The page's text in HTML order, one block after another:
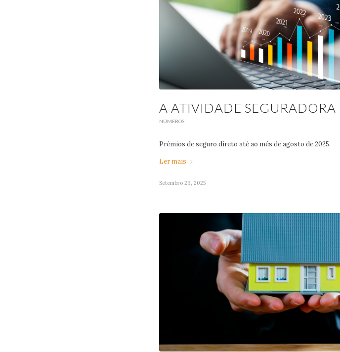
A ATIVIDADE
NÚMEROS
Prémios de seguro direto até ao mês de agosto de 2025.
Ler mais
Setembro 29, 2025